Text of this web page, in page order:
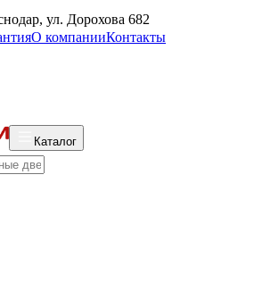
ул. Дорохова 682
О компанииКонтакты
Каталог